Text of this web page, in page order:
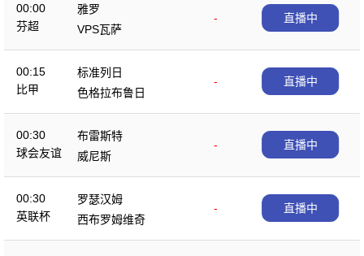
00:00
芬超
雅罗
-
VPS瓦萨
直播中
00:15
比甲
标准列日
-
色格拉布鲁日
直播中
00:30
球会友谊
布雷斯特
-
威尼斯
直播中
00:30
英联杯
罗瑟汉姆
-
西布罗姆维奇
直播中